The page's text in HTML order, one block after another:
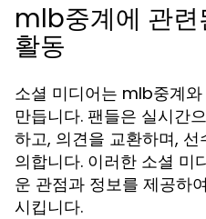
mlb중계에 관련
활동
소셜 미디어는 mlb중계
만듭니다. 팬들은 실시간
하고, 의견을 교환하며,
의합니다. 이러한 소셜 미
운 관점과 정보를 제공하
시킵니다.